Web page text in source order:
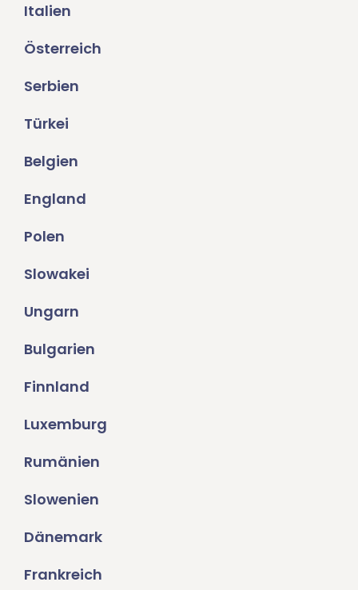
Italien
Österreich
Serbien
Türkei
Belgien
England
Polen
Slowakei
Ungarn
Bulgarien
Finnland
Luxemburg
Rumänien
Slowenien
Dänemark
Frankreich